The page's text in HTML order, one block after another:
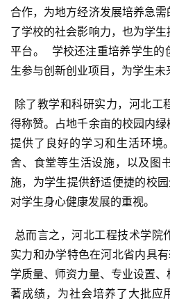
合作，为地方经济发展培养急
了学校的社会影响力，也为学
平台。  学校还注重培养学生的
生参与创新创业项目，为学生未
得称赞。占地千余亩的校园内
提供了良好的学习和生活环境
舍、食堂等生活设施，以及图
施，为学生提供舒适便捷的校
对学生身心健康发展的重视。
实力和办学特色在河北省内具
学质量、师资力量、专业设置
著成绩，为社会培养了大批应